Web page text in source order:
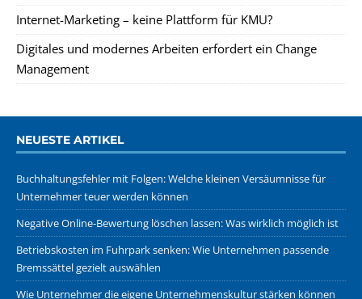
Internet-Marketing – keine Plattform für KMU?
Digitales und modernes Arbeiten erfordert ein Change
Management
NEUESTE ARTIKEL
Buchhaltungsfehler mit Folgen: Welche kleinen Versäumnisse für
Unternehmer teuer werden können
Negative Online-Bewertung löschen lassen: Was wirklich möglich ist
Betriebskosten im Fuhrpark senken: Wie Unternehmen passende
Bremssättel gezielt auswählen
Wie Unternehmer die eigene Unternehmenskultur stärken können